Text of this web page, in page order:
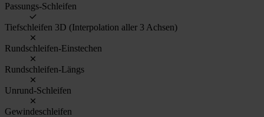
Passungs-Schleifen
Tiefschleifen 3D (Interpolation aller 3 Achsen)
Rundschleifen-Einstechen
Rundschleifen-Längs
Unrund-Schleifen
Gewindeschleifen